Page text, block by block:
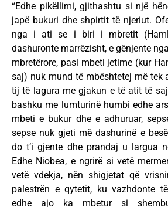
“Edhe pikëllimi, gjithashtu si një
japë bukuri dhe shpirtit të njeriut.
nga i ati se i biri i mbretit
dashuronte marrëzisht, e gënjente
mbretërore, pasi mbeti jetime (kur
saj) nuk mund të mbështetej më tek
tij të lagura me gjakun e të atit të
bashku me lumturinë humbi edhe
mbeti e bukur dhe e adhuruar,
sepse nuk gjeti më dashurinë e
do t’i gjente dhe prandaj u largua
Edhe Niobea, e ngrirë si vetë
vetë vdekja, nën shigjetat që
palestrën e qytetit, ku vazhdonte
edhe ajo ka mbetur si